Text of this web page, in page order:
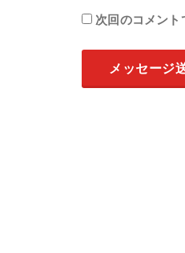
次回のコメント